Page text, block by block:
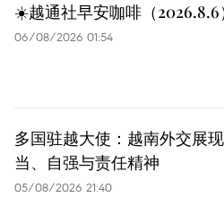
☀️越通社早安咖啡（2026.8.6
06/08/2026 01:54
多国驻越大使：越南外交展
当、自强与责任精神
05/08/2026 21:40